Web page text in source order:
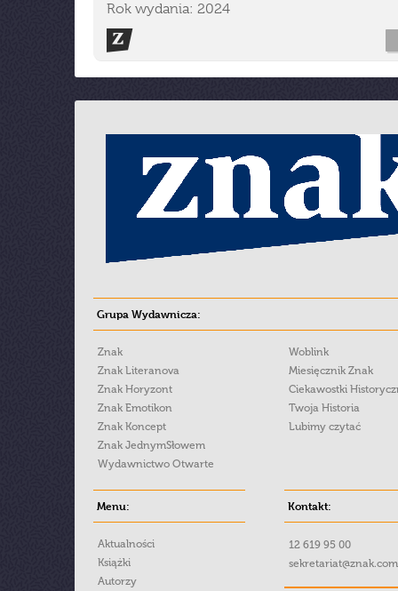
Rok wydania: 2024
Grupa Wydawnicza:
Znak
Znak Literanova
Znak Horyzont
Znak Emotikon
Znak Koncept
Znak JednymSłowem
Wydawnictwo Otwarte
Woblink
Miesięcznik Znak
Ciekawostki
Twoja Historia
Lubimy czytać
Menu:
Aktualności
Książki
Autorzy
Kontakt:
12 619 95 00